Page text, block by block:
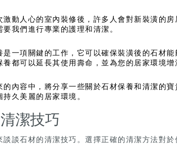
激動人心的室內裝修後，許多人會對新裝潢的
要我們進行專業的護理和清潔。
是一項關鍵的工作，它可以確保裝潢後的石材
養都可以延長其使用壽命，並為您的居家環境增
的內容中，將分享一些關於石材保養和清潔的
持久美麗的居家環境。
潔技巧
談談石材的清潔技巧。選擇正確的清潔方法對